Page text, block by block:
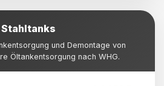
Stahltanks
und Demontage von
Öltankentsorgung nach WHG.